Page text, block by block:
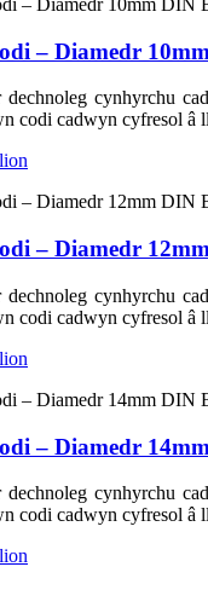
– Diamedr
dechnoleg cynhyrchu
codi cadwyn cyfresol â
– Diamedr
dechnoleg cynhyrchu
codi cadwyn cyfresol â
– Diamedr
dechnoleg cynhyrchu
codi cadwyn cyfresol â